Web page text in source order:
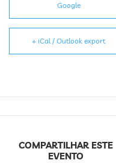
Google
+ iCal / Outlook export
COMPARTILHAR ESTE
EVENTO